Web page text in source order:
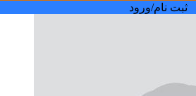
ثبت نام/ورود